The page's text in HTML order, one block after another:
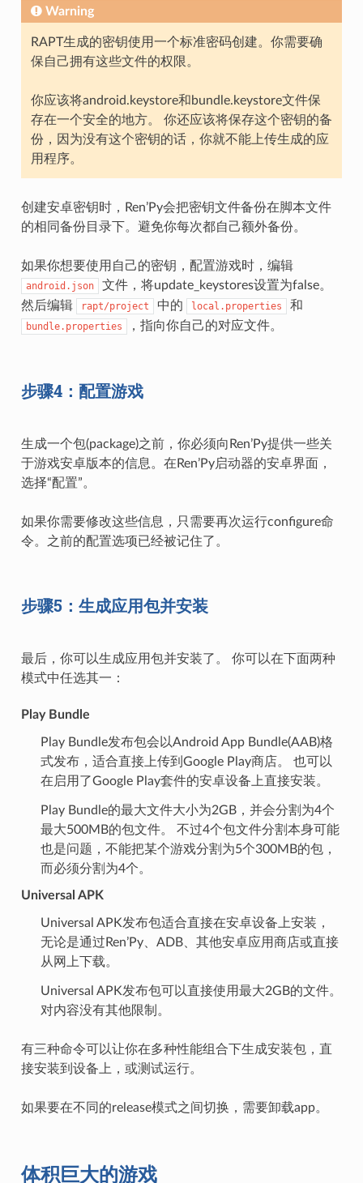
Warning
RAPT生成的密钥使用一个标准密码创建。你需要确
保自己拥有这些文件的权限。
你应该将android.keystore和bundle.keystore文件保
存在一个安全的地方。 你还应该将保存这个密钥的备
份，因为没有这个密钥的话，你就不能上传生成的应
用程序。
创建安卓密钥时，Ren’Py会把密钥文件备份在脚本文件
的相同备份目录下。避免你每次都自己额外备份。
如果你想要使用自己的密钥，配置游戏时，编辑
android.json
文件，将update_keystores设置为false。
然后编辑
rapt/project 中的 local.properties 和
bundle.properties ，指向你自己的对应文件。
步骤4：配置游戏
生成一个包(package)之前，你必须向Ren’Py提供一些关
于游戏安卓版本的信息。在Ren’Py启动器的安卓界面，
选择“配置”。
如果你需要修改这些信息，只需要再次运行configure命
令。之前的配置选项已经被记住了。
步骤5：生成应用包并安装
最后，你可以生成应用包并安装了。 你可以在下面两种
模式中任选其一：
Play Bundle
Play Bundle发布包会以Android App Bundle(AAB)格
式发布，适合直接上传到Google Play商店。 也可以
在启用了Google Play套件的安卓设备上直接安装。
Play Bundle的最大文件大小为2GB，并会分割为4个
最大500MB的包文件。 不过4个包文件分割本身可能
也是问题，不能把某个游戏分割为5个300MB的包，
而必须分割为4个。
Universal APK
Universal APK发布包适合直接在安卓设备上安装，
无论是通过Ren’Py、ADB、其他安卓应用商店或直接
从网上下载。
Universal APK发布包可以直接使用最大2GB的文件。
对内容没有其他限制。
有三种命令可以让你在多种性能组合下生成安装包，直
接安装到设备上，或测试运行。
如果要在不同的release模式之间切换，需要卸载app。
体积巨大的游戏